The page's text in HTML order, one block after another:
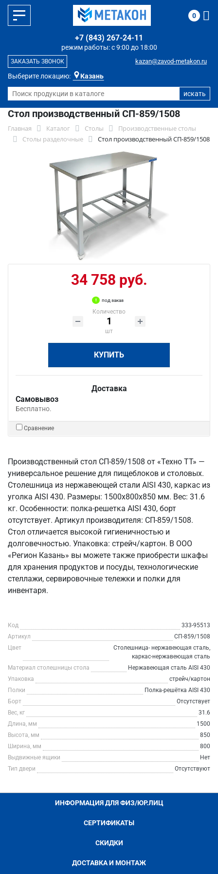
Выберите локацию: Казань
режим работы: с 9:00 до 18:00
+7 (843) 267-24-11
kazan@zavod-metakon.ru
ЗАКАЗАТЬ ЗВОНОК
0
Стол производственный СП-859/1508
Главная Каталог Столы
Производственные столы
Столы разделочные
Стол производственный СП-859/1508
34 758 руб.
под заказ
Количество
шт
КУПИТЬ
Доставка
Самовывоз
Бесплатно.
Сравнение
Производственный стол СП-859/1508 от «Техно ТТ» —
универсальное решение для пищеблоков и столовых.
Столешница из нержавеющей стали AISI 430, каркас из
уголка AISI 430. Размеры: 1500x800x850 мм. Вес: 31.6
кг. Особенности: полка-решетка AISI 430, борт
отсутствует. Артикул производителя: СП-859/1508.
Стол отличается высокой гигиеничностью и
долговечностью. Упаковка: стрейч/картон. В ООО
«Регион Казань» вы можете также приобрести шкафы
для хранения продуктов и посуды, технологические
стеллажи, сервировочные тележки и полки для
инвентаря.
Код
333-95513
Артикул
СП-859/1508
Цвет
Столешница- нержавеющая сталь,
каркас-нержавеющая сталь
Материал столешницы стола
Нержавеющая сталь AISI 430
Упаковка
стрейч/картон
Полки
Полка-решётка AISI 430
Борт
Отсутствует
Вес, кг
31.6
Длина, мм
1500
Высота, мм
850
Ширина, мм
800
Выдвижные ящики
Нет
Тип двери
Отсутствуют
ИНФОРМАЦИЯ ДЛЯ ФИЗ/ЮР.ЛИЦ
СЕРТИФИКАТЫ
СКИДКИ
ДОСТАВКА И МОНТАЖ